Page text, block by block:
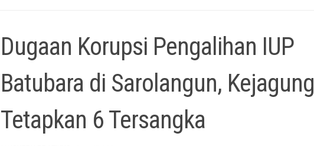
Dugaan Korupsi Pengalihan IUP
Batubara di Sarolangun, Kejagung
Tetapkan 6 Tersangka